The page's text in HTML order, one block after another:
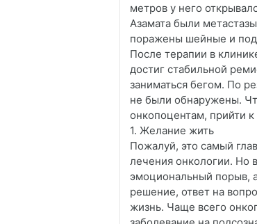
метров у него
Азамата были
поражены шейные и
После терапии в
достиг стабильной
заниматься бегом. По
не были обнаружены.
онкопоцентам, прийти к
1. Желание жить
Пожалуй, это самый
лечения онкологии. Но
эмоциональный порыв,
решение, ответ на
жизнь. Чаще всего